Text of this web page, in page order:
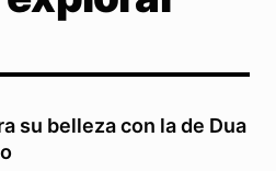
su belleza con la de Dua